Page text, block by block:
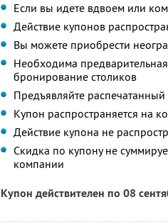
Если вы идете вдвоем или
Действие купонов
Вы можете приобрести
Необходима
бронирование столиков
Предъявляйте
Купон распространяется на
Действие купона не
Скидка по купону не
компании
Купон действителен по 08